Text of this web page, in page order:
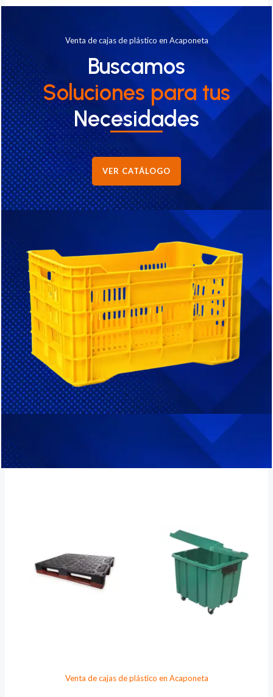
Venta de cajas de plástico en Acaponeta
Buscamos
Soluciones para tus
Necesidades
VER CATÁLOGO
Venta de cajas de plástico en Acaponeta